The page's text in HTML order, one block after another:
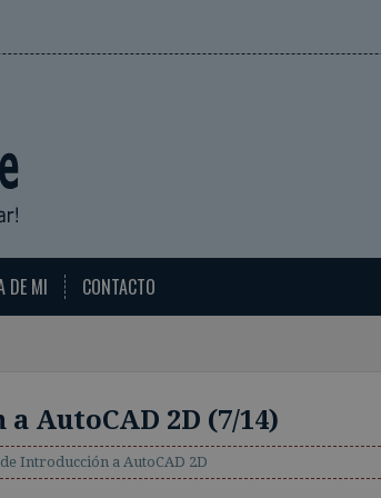
DE MI CONTACTO
AutoCAD 2D (7/14)
Introducción a AutoCAD 2D